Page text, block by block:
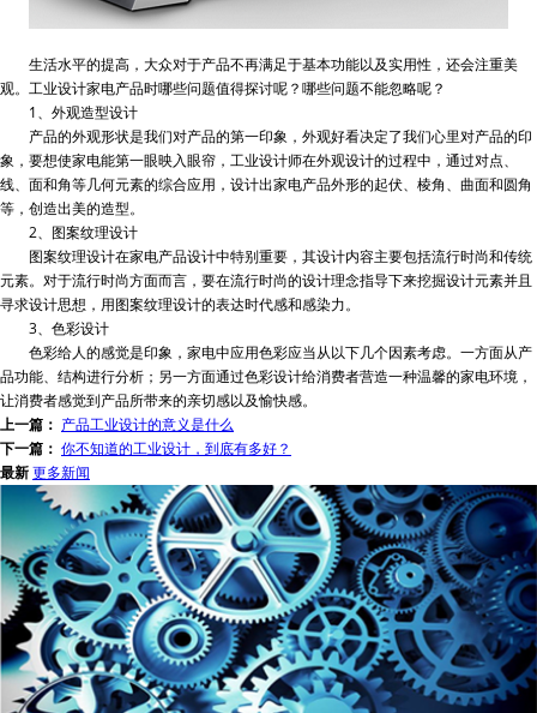
生活水平的提高，大众对于产品不再满足于基本功能以及实用性，还会注重美
观。工业设计家电产品时哪些问题值得探讨呢？哪些问题不能忽略呢？
1、外观造型设计
产品的外观形状是我们对产品的第一印象，外观好看决定了我们心里对产品的印
象，要想使家电能第一眼映入眼帘，工业设计师在外观设计的过程中，通过对点、
线、面和角等几何元素的综合应用，设计出家电产品外形的起伏、棱角、曲面和圆角
等，创造出美的造型。
2、图案纹理设计
图案纹理设计在家电产品设计中特别重要，其设计内容主要包括流行时尚和传统
元素。对于流行时尚方面而言，要在流行时尚的设计理念指导下来挖掘设计元素并且
寻求设计思想，用图案纹理设计的表达时代感和感染力。
3、色彩设计
色彩给人的感觉是印象，家电中应用色彩应当从以下几个因素考虑。一方面从产
品功能、结构进行分析；另一方面通过色彩设计给消费者营造一种温馨的家电环境，
让消费者感觉到产品所带来的亲切感以及愉快感。
上一篇： 产品工业设计的意义是什么
下一篇： 你不知道的工业设计，到底有多好？
最新更多新闻